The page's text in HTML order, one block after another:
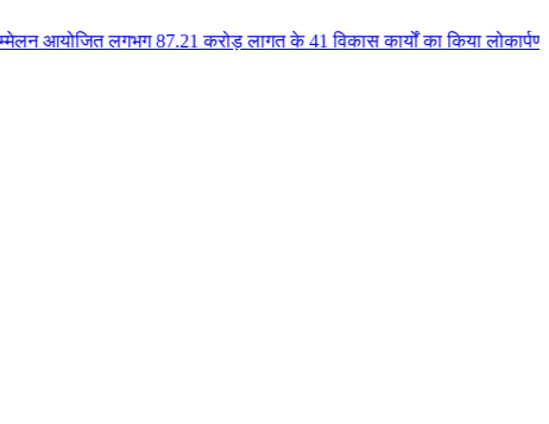
करोड़ लागत के 41 विकास कार्यों का किया लोकार्पण एवं भूमिपूजन